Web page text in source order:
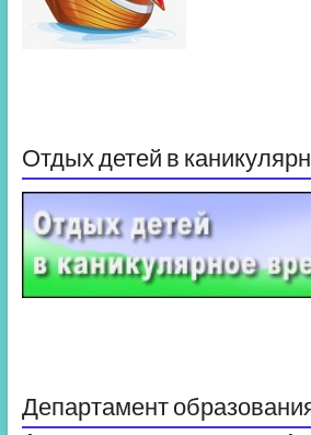
Отдых детей в
Департамент